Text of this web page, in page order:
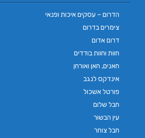
הדרום – עסקים איכות ופנאי
צימרים בדרום
דרום אדום
חוות וחוות בודדים
חאנים, חאן ואורחן
אינדקס לנגב
פורטל אשכול
חבל שלום
עין הבשור
חבל צוחר